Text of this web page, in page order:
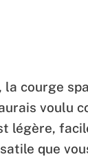
la courge
voulu
légère,
que